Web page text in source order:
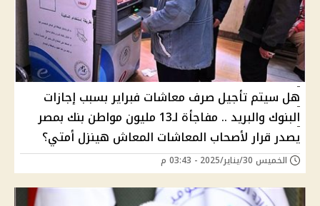
هل سيتم تأجيل صرف معاشات فبراير بسبب إجازات
البنوك والبريد .. مفاجأة لـ13 مليون مواطن بنك بمصر
يصدر قرار لأصحاب المعاشات المعاش هينزل أمتي؟
الخميس 30/يناير/2025 - 03:43 م